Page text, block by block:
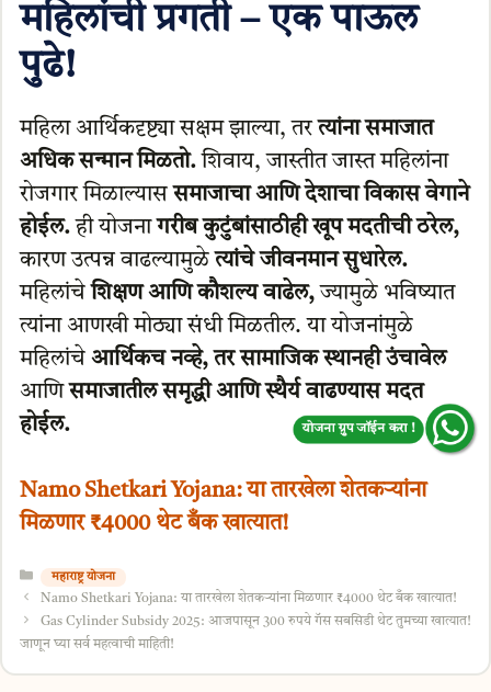
महिलांची प्रगती – एक पाऊल
पुढे!
महिला आर्थिकदृष्ट्या सक्षम झाल्या, तरत्यांना समाजात
अधिक सन्मान मिळतो.शिवाय, जास्तीत जास्त महिलांना
रोजगार मिळाल्याससमाजाचा आणि देशाचा विकास वेगाने
होईल.ही योजनागरीब कुटुंबांसाठीही खूप मदतीची ठरेल,
कारण उत्पन्न वाढल्यामुळेत्यांचे जीवनमान सुधारेल.
महिलांचेशिक्षण आणि कौशल्य वाढेल,ज्यामुळे भविष्यात
त्यांना आणखी मोठ्या संधी मिळतील. या योजनांमुळे
महिलांचे आर्थिकच नव्हे, तर सामाजिक स्थानही उंचावेल
आणिसमाजातील समृद्धी आणि स्थैर्य वाढण्यास मदत
होईल.
Namo Shetkari Yojana: या तारखेला शेतकऱ्यांना
मिळणार ₹4000 थेट बँक खात्यात!
Categories
महाराष्ट्र योजना
Namo Shetkari Yojana: या तारखेला शेतकऱ्यांना मिळणार ₹4000 थेट बँक खात्यात!
Gas Cylinder Subsidy 2025: आजपासून 300 रुपये गॅस सबसिडी थेट तुमच्या खात्यात!
जाणून घ्या सर्व महत्वाची माहिती!
योजना ग्रुप जॉईन करा !